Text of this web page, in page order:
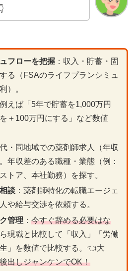
フローを把握：収入・貯蓄・固
る（FSAのライフプランシミュ
）。
例えば「5年で貯蓄を1,000万円
＋100万円にする」など数値
・同地域での薬剤師求人（年収
年収差のある職種・業態（例：
トア、本社勤務）を探す。
談：薬剤師特化の転職エージェ
や給与交渉を依頼する。
管理 ： 今すぐ辞める必要はな
現職と比較して「収入」「労働
」を数値で比較する。👈大
出しジャンケンでOK！